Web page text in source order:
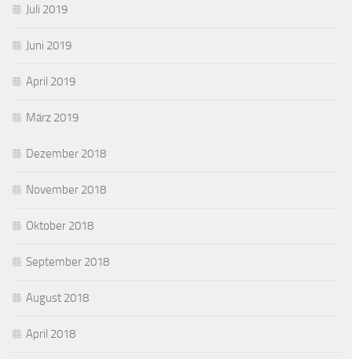
Juli 2019
Juni 2019
April 2019
März 2019
Dezember 2018
November 2018
Oktober 2018
September 2018
August 2018
April 2018